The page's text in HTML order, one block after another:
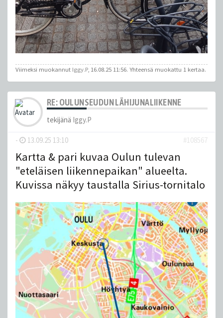
Viimeksi muokannut Iggy.P, 16.08.25 11:56. Yhteensä muokattu 1 kertaa.
RE: OULUNSEUDUN LÄHIJUNALIIKENNE
tekijänä Iggy.P
- 13.09.25 13:10 #108567
Kartta & pari kuvaa Oulun tulevan
"eteläisen liikennepaikan" alueelta.
Kuvissa näkyy taustalla Sirius-tornitalo